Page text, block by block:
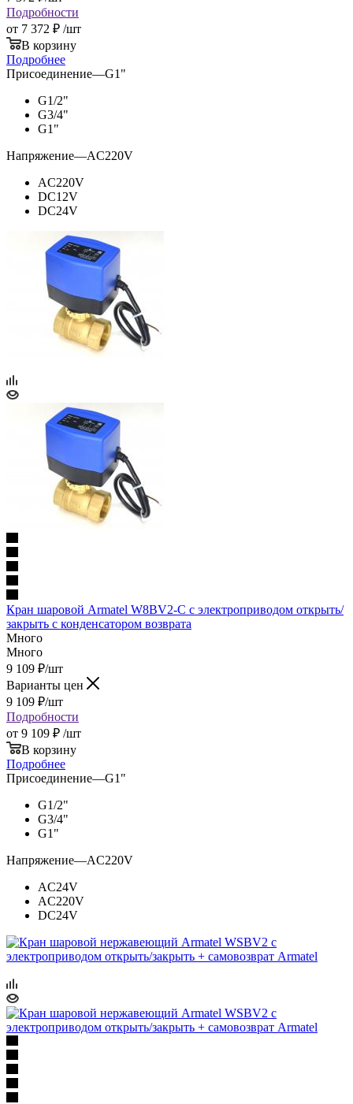
Подробности
от 7 372 ₽ /шт
В корзину
Подробнее
Присоединение—G1"
G1/2"
G3/4"
G1"
Напряжение—AC220V
AC220V
DC12V
DC24V
Кран шаровой Armatel W8BV2-С с электроприводом открыть/
закрыть с конденсатором возврата
Много
Много
9 109 ₽/шт
Варианты цен
9 109 ₽/шт
Подробности
от 9 109 ₽ /шт
В корзину
Подробнее
Присоединение—G1"
G1/2"
G3/4"
G1"
Напряжение—AC220V
AC24V
AC220V
DC24V